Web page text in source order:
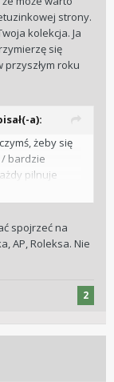
strony.
kolekcja. Ja
się
przyszłym roku
a):
żeby się
/ bardzie
pilnuje
spojrzeć na
AP, Roleksa. Nie
2